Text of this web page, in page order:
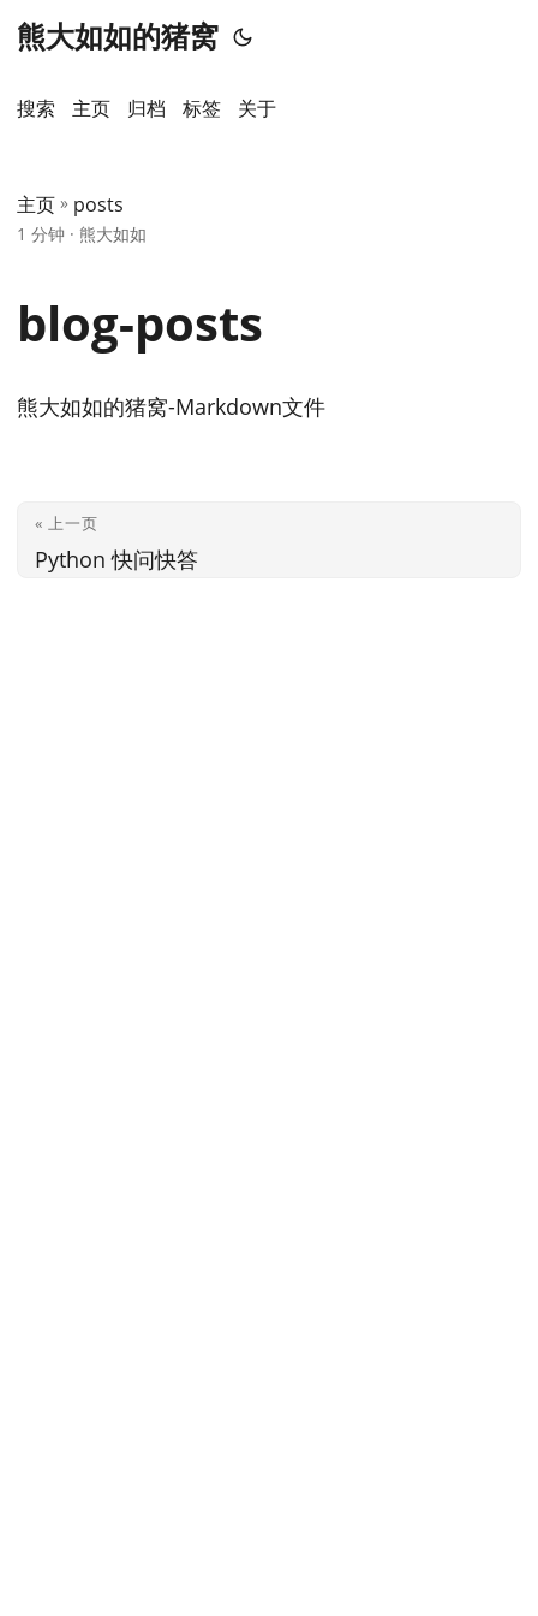
熊大如如的猪窝
搜索 主页 ️归档 标签 关于
主页 » posts
1 分钟 · 熊大如如
blog-posts
熊大如如的猪窝-Markdown文件
« 上一页
Python 快问快答